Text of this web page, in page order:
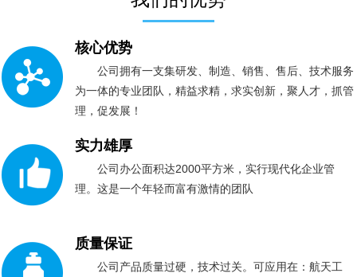
核心优势
公司拥有一支集研发、制造、销售、售后、技术服务
为一体的专业团队，精益求精，求实创新，聚人才，抓管
理，促发展！
实力雄厚
公司办公面积达2000平方米，实行现代化企业管
理。这是一个年轻而富有激情的团队
质量保证
公司产品质量过硬，技术过关。可应用在：航天工